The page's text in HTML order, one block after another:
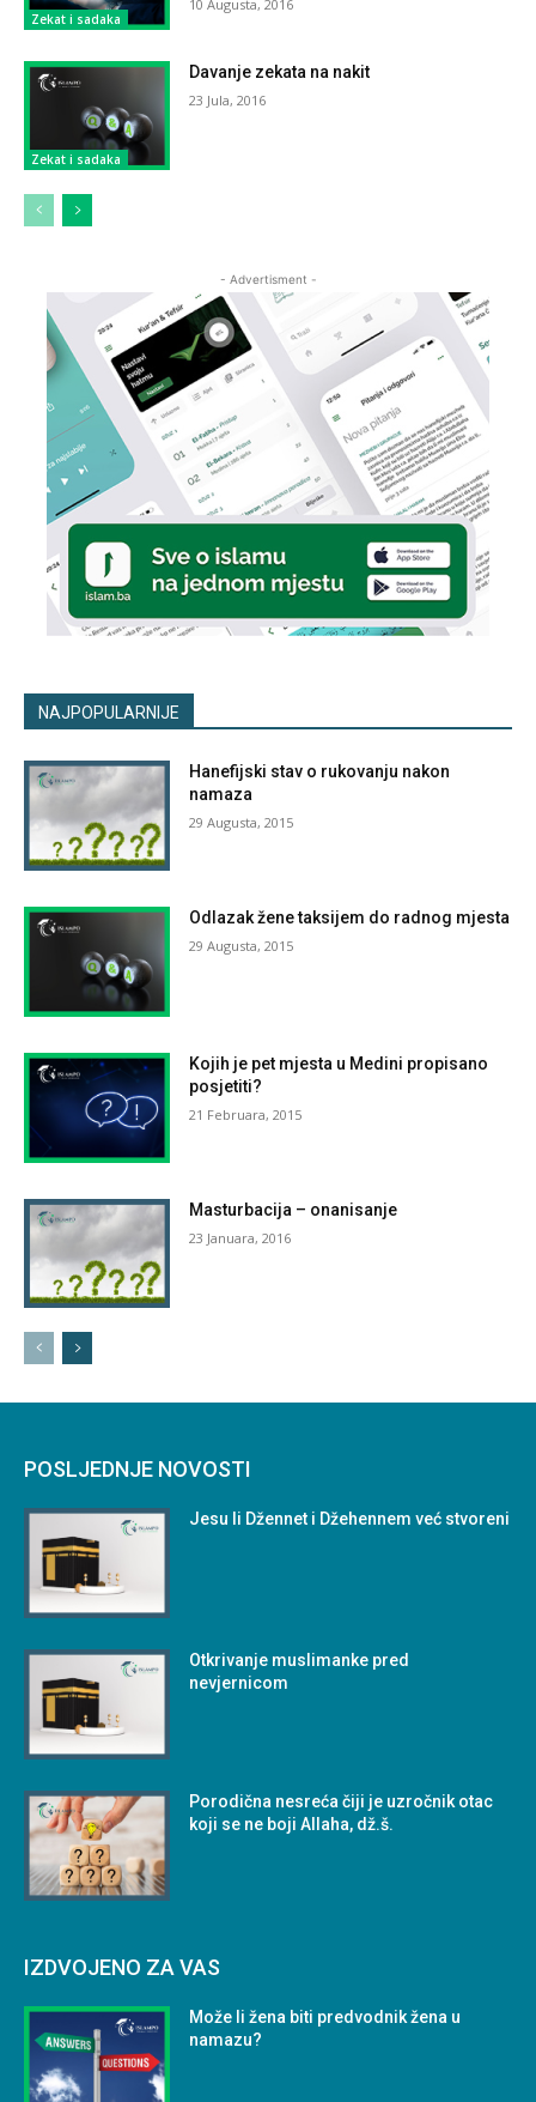
Zekat i sadaka
10 Augusta, 2016
Zekat i sadaka
Davanje zekata na nakit
23 Jula, 2016
- Advertisment -
NAJPOPULARNIJE
Hanefijski stav o rukovanju nakon
namaza
29 Augusta, 2015
Odlazak žene taksijem do radnog mjesta
29 Augusta, 2015
Kojih je pet mjesta u Medini propisano
posjetiti?
21 Februara, 2015
Masturbacija – onanisanje
23 Januara, 2016
POSLJEDNJE NOVOSTI
Jesu li Džennet i Džehennem već stvoreni
Otkrivanje muslimanke pred
nevjernicom
Porodična nesreća čiji je uzročnik otac
koji se ne boji Allaha, dž.š.
IZDVOJENO ZA VAS
Može li žena biti predvodnik žena u
namazu?